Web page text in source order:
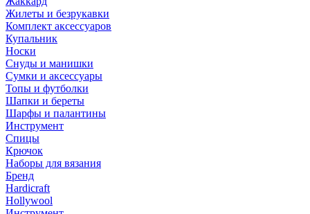
Жилеты и безрукавки
Комплект аксессуаров
Купальник
Носки
Снуды и манишки
Сумки и аксессуары
Топы и футболки
Шапки и береты
Шарфы и палантины
Инструмент
Спицы
Крючок
Наборы для вязания
Бренд
Hardicraft
Hollywool